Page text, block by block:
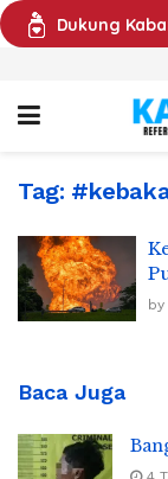
Dukung
Tag:
by
Baca Juga